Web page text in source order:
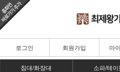
로그인 회원가입 마
침대/화장대 소파/테이